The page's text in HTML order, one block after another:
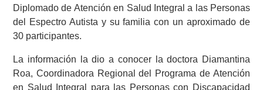
Diplomado de Atención en Salud Integrala las Personas
del
Espectro Autista y su familiacon un aproximado de
30 participantes.
La información la dio a conocer ladoctora Diamantina
Roa, Coordinadora Regional del Programa de Atención
en Salud Integral para las Personas con Discapacidad